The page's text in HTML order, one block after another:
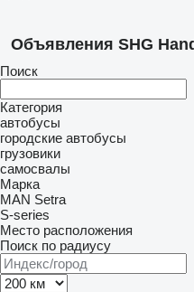
Объявления SHG
Поиск
Категория
автобусы
городские автобусы
грузовики
самосвалы
Марка
MAN Setra
S-series
Место расположения
Поиск по радиусу